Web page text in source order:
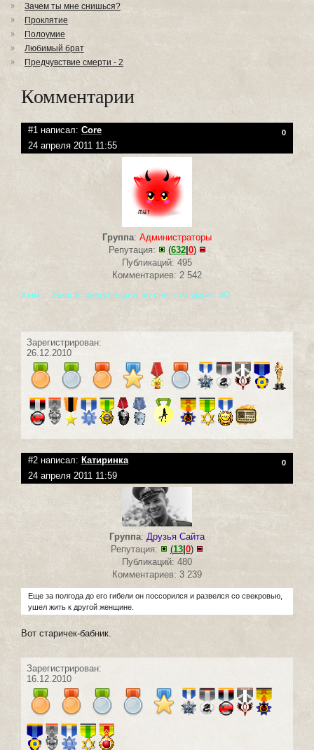
Зачем ты мне снишься?
Проклятие
Полоумие
Любимый брат
Предчувствие смерти - 2
Комментарии
#1 написал: Core 0
24 апреля 2011 11:55
Группа: Администраторы
Репутация:
(632| 0)
Публикаций: 495
Комментариев: 2 542
Хмм... Живой предупредил во сне, что умрет оО
+
Зарегистрирован:
26.12.2010
#2 написал: Катиринка 0
24 апреля 2011 11:59
Группа: Друзья Сайта
Репутация:
(13 0)
Публикаций: 480
Комментариев: 3 239
Еще за полгода до его гибели он поссорился и развелся со свекровью,
ушел жить к другой женщине.
Вот старичек-бабник.
Зарегистрирован:
16.12.2010